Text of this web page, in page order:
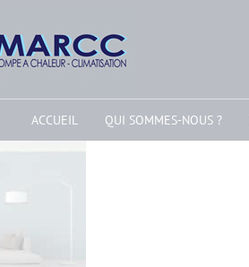
ACCUEIL QUI SOMMES-NOUS ?